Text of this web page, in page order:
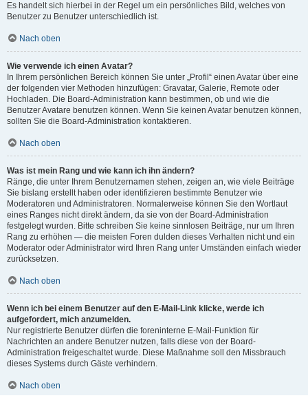
Es handelt sich hierbei in der Regel um ein persönliches Bild, welches von
Benutzer zu Benutzer unterschiedlich ist.
Nach oben
Wie verwende ich einen Avatar?
In Ihrem persönlichen Bereich können Sie unter „Profil“ einen Avatar über eine
der folgenden vier Methoden hinzufügen: Gravatar, Galerie, Remote oder
Hochladen. Die Board-Administration kann bestimmen, ob und wie die
Benutzer Avatare benutzen können. Wenn Sie keinen Avatar benutzen können,
sollten Sie die Board-Administration kontaktieren.
Nach oben
Was ist mein Rang und wie kann ich ihn ändern?
Ränge, die unter Ihrem Benutzernamen stehen, zeigen an, wie viele Beiträge
Sie bislang erstellt haben oder identifizieren bestimmte Benutzer wie
Moderatoren und Administratoren. Normalerweise können Sie den Wortlaut
eines Ranges nicht direkt ändern, da sie von der Board-Administration
festgelegt wurden. Bitte schreiben Sie keine sinnlosen Beiträge, nur um Ihren
Rang zu erhöhen — die meisten Foren dulden dieses Verhalten nicht und ein
Moderator oder Administrator wird Ihren Rang unter Umständen einfach wieder
zurücksetzen.
Nach oben
Wenn ich bei einem Benutzer auf den E-Mail-Link klicke, werde ich
aufgefordert, mich anzumelden.
Nur registrierte Benutzer dürfen die foreninterne E-Mail-Funktion für
Nachrichten an andere Benutzer nutzen, falls diese von der Board-
Administration freigeschaltet wurde. Diese Maßnahme soll den Missbrauch
dieses Systems durch Gäste verhindern.
Nach oben